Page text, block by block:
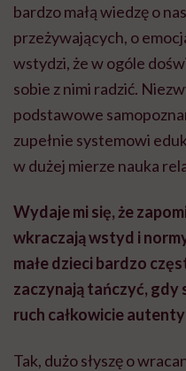
bardzo małą wiedzę o
przeżywających, o
wstydzi, że w ogóle
sobie z nimi radzić.
podstawowe
zupełnie systemowi
w dużej mierze nauka
Wydaje mi się, że
wkraczają wstyd i
małe dzieci bardzo
zaczynają tańczyć, gdy
ruch całkowicie
Tak, dużo słyszę o